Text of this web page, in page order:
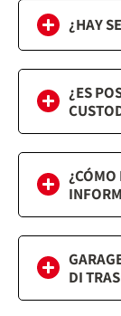
¿HAY
¿ES
¿CÓMO
DI